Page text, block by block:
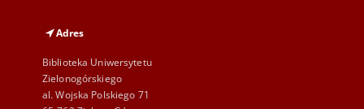
Adres
Biblioteka Uniwersytetu
Zielonogórskiego
al. Wojska Polskiego 71